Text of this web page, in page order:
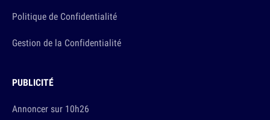
Politique de Confidentialité
Gestion de la Confidentialité
PUBLICITÉ
Annoncer sur 10h26